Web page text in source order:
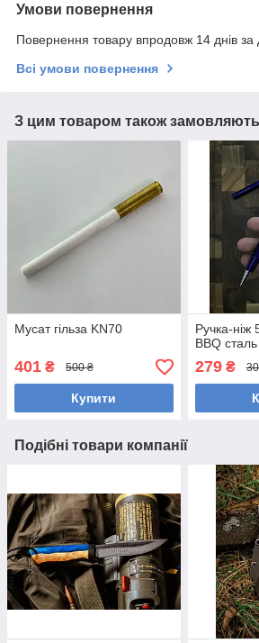
Умови повернення
Повернення товару впродовж 14 днів за
Всі умови повернення
З цим товаром також замовляють
Мусат гільза KN70
401 ₴ 500 ₴
Купити
Ручка-ніж
BBQ
279₴
Подібні товари компанії